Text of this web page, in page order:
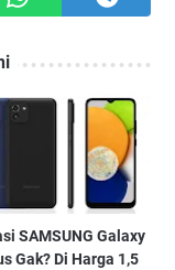
SAMSUNG Galaxy
Gak? Di Harga 1,5